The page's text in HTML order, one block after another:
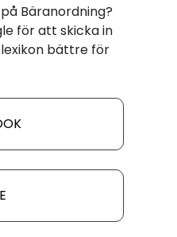
Bäranordning?
för att skicka in
bättre för